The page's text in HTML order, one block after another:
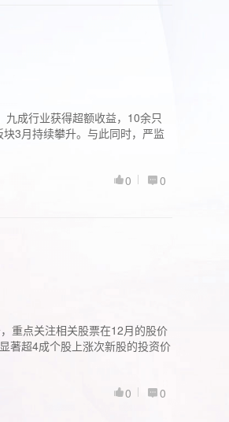
成行业获得超额收益，10余只
3月持续攀升。与此同时，严监
0
0
重点关注相关股票在12月的股价
著超4成个股上涨次新股的投资价
0
0